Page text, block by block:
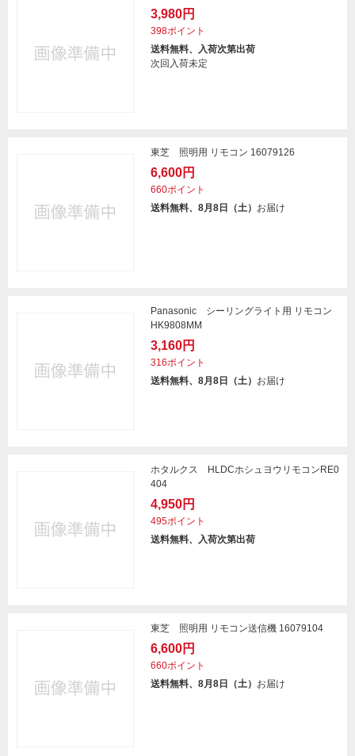
3,980円
398ポイント
送料無料、入荷次第出荷
次回入荷未定
東芝 照明用 リモコン 16079126
6,600円
660ポイント
送料無料、8月8日（土） お届け
Panasonic シーリングライト用 リモコン
HK9808MM
3,160円
316ポイント
送料無料、8月8日（土） お届け
ホタルクス HLDCホシュヨウリモコンRE0
404
4,950円
495ポイント
送料無料、入荷次第出荷
東芝 照明用 リモコン送信機 16079104
6,600円
660ポイント
送料無料、8月8日（土） お届け